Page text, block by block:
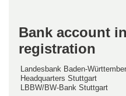
Bank account
registration
Landesbank Baden-
Headquarters Stuttgart
LBBW/BW-Bank Stuttgart